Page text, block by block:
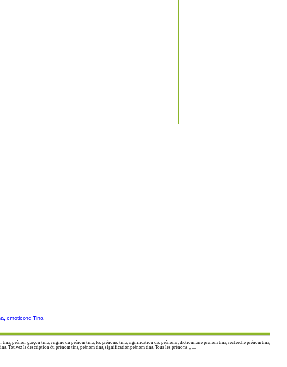
emoticone Tina
prénom garçon tina, origine du prénom tina, les prénoms tina, signification des prénoms, dictionnaire prénom tina, recherche prénom tina,
Touvez la description du prénom tina, prénom tina, signification prénom tina. Tous les prénoms ,, ....